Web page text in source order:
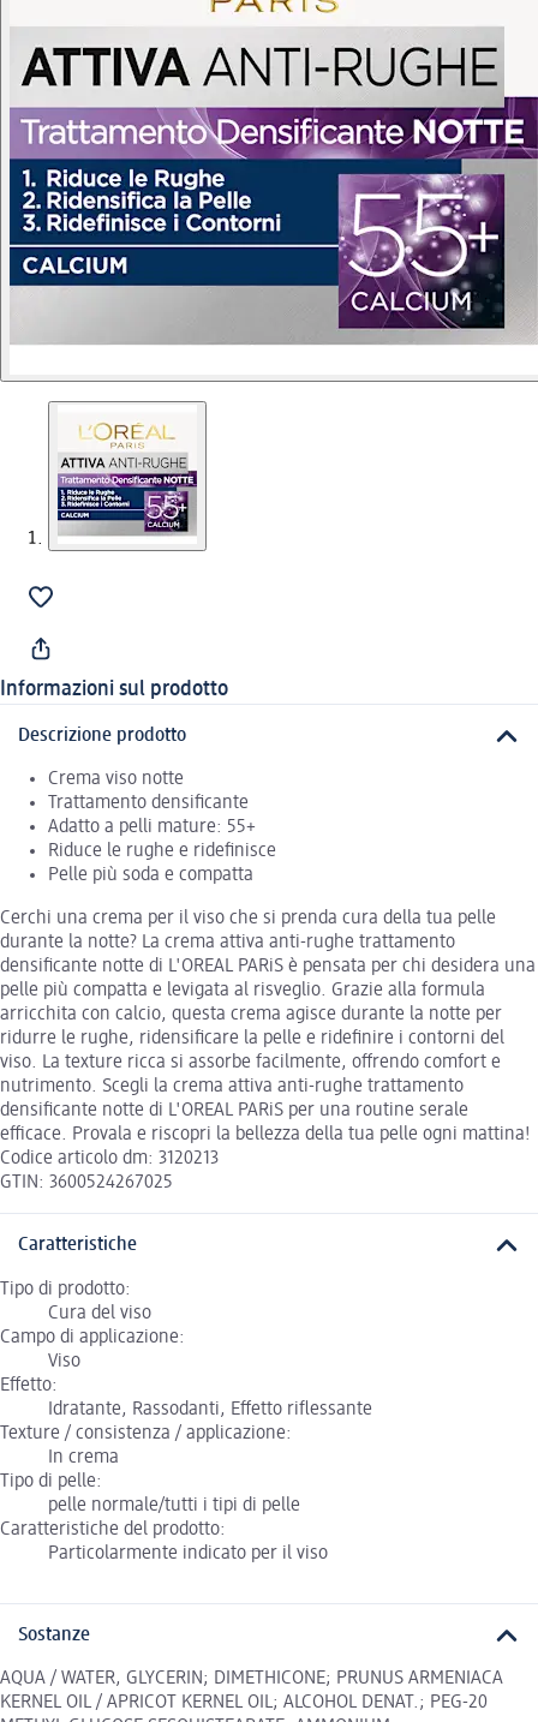
Informazioni sul prodotto
Descrizione prodotto
Crema viso notte
Trattamento densificante
Adatto a pelli mature: 55+
Riduce le rughe e ridefinisce
Pelle più soda e compatta
Cerchi una crema per il viso che si prenda cura della tua pelle
durante la notte? La crema attiva anti-rughe trattamento
densificante notte di L'OREAL PARiS è pensata per chi desidera una
pelle più compatta e levigata al risveglio. Grazie alla formula
arricchita con calcio, questa crema agisce durante la notte per
ridurre le rughe, ridensificare la pelle e ridefinire i contorni del
viso. La texture ricca si assorbe facilmente, offrendo comfort e
nutrimento. Scegli la crema attiva anti-rughe trattamento
densificante notte di L'OREAL PARiS per una routine serale
efficace. Provala e riscopri la bellezza della tua pelle ogni mattina!
Codice articolo dm: 3120213
GTIN: 3600524267025
Caratteristiche
Tipo di prodotto:
Cura del viso
Campo di applicazione:
Viso
Effetto:
Idratante, Rassodanti, Effetto riflessante
Texture / consistenza / applicazione:
In crema
Tipo di pelle:
pelle normale/tutti i tipi di pelle
Caratteristiche del prodotto:
Particolarmente indicato per il viso
Sostanze
AQUA / WATER, GLYCERIN; DIMETHICONE; PRUNUS ARMENIACA
KERNEL OIL / APRICOT KERNEL OIL; ALCOHOL DENAT.; PEG-20